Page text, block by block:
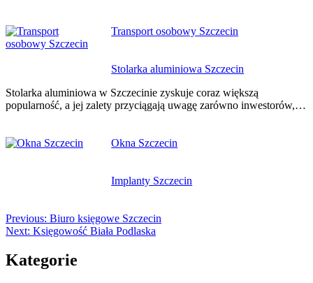
Transport osobowy Szczecin
Stolarka aluminiowa Szczecin
Stolarka aluminiowa w Szczecinie zyskuje coraz większą
popularność, a jej zalety przyciągają uwagę zarówno inwestorów,…
Okna Szczecin
Implanty Szczecin
Previous: Biuro księgowe Szczecin
Next: Księgowość Biała Podlaska
Kategorie